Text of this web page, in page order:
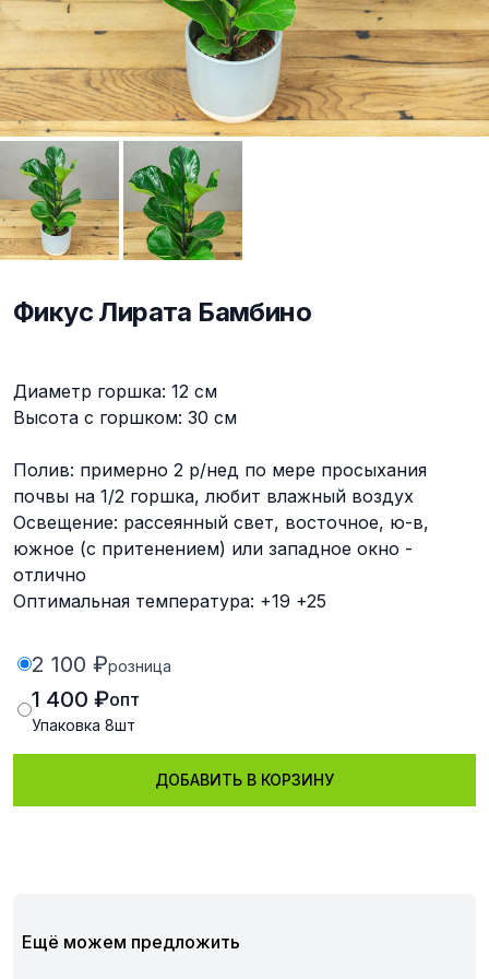
Фикус Лирата Бамбино
Диаметр горшка: 12 см
Высота с горшком: 30 см
Полив: примерно 2 р/нед по мере просыхания
почвы на 1/2 горшка, любит влажный воздух
Освещение: рассеянный свет, восточное, ю-в,
южное (с притенением) или западное окно -
отлично
Оптимальная температура: +19 +25
2 100 ₽розница
1 400 ₽опт
Упаковка 8шт
ДОБАВИТЬ В КОРЗИНУ
Ещё можем предложить